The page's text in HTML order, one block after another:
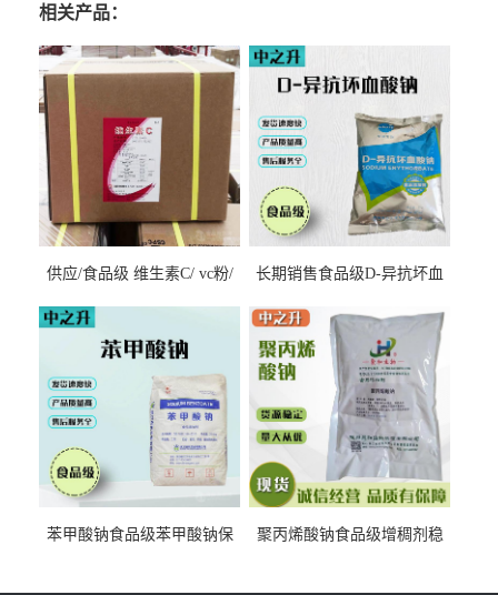
相关产品：
供应/食品级 维生素C/ vc粉/
长期销售食品级D-异抗坏血
苯甲酸钠食品级苯甲酸钠保
聚丙烯酸钠食品级增稠剂稳